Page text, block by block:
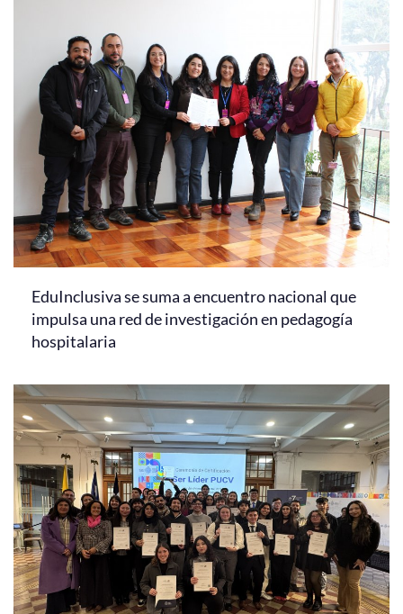
EduInclusiva se suma a encuentro nacional que
impulsa una red de investigación en pedagogía
hospitalaria